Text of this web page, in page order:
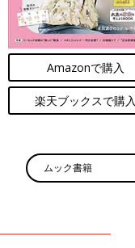
Amazonで購入
楽天ブックスで購入
ムック書籍